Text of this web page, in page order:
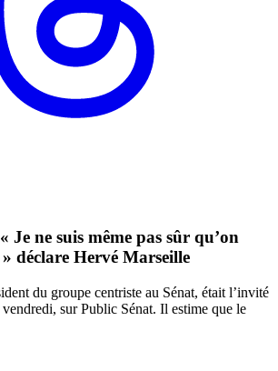
Je ne suis même pas sûr qu’on
déclare Hervé Marseille
du groupe centriste au Sénat, était l’invité
sur Public Sénat. Il estime que le